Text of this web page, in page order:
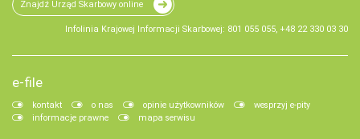
Znajdź Urząd Skarbowy online
Infolinia Krajowej Informacji Skarbowej: 801 055 055, +48 22 330 03 30
e-file
kontakt o nas opinie użytkowników
wesprzyj e-pity
informacje prawne
mapa serwisu